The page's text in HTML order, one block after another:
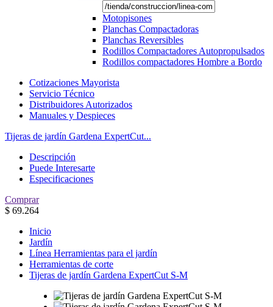
Motopisones
Planchas Compactadoras
Planchas Reversibles
Rodillos Compactadores Autopropulsados
Rodillos compactadores Hombre a Bordo
Cotizaciones Mayorista
Servicio Técnico
Distribuidores Autorizados
Manuales y Despieces
Tijeras de jardín Gardena ExpertCut...
Descripción
Puede Interesarte
Especificaciones
Comprar
$ 69.264
Inicio
Jardín
Línea Herramientas para el jardín
Herramientas de corte
Tijeras de jardín Gardena ExpertCut S-M